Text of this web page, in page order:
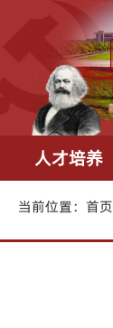
人才培养
当前位置： 首页